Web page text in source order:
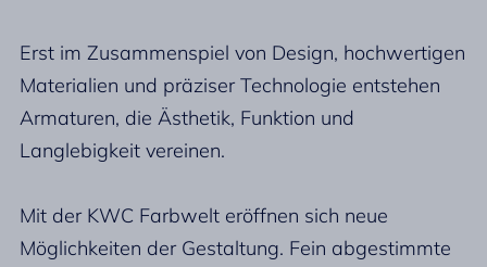
Erst im Zusammenspiel von Design, hochwertigen
Materialien und präziser Technologie entstehen
Armaturen, die Ästhetik, Funktion und
Langlebigkeit vereinen.
Mit der KWC Farbwelt eröffnen sich neue
Möglichkeiten der Gestaltung. Fein abgestimmte